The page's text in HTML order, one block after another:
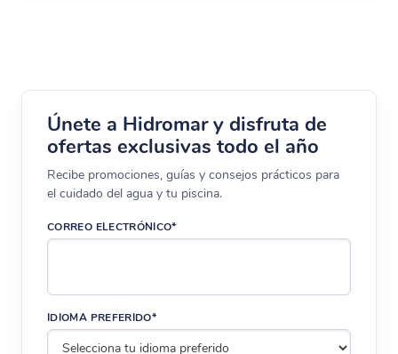
Únete a Hidromar y disfruta de
ofertas exclusivas todo el año
Recibe promociones, guías y consejos prácticos para
el cuidado del agua y tu piscina.
CORREO ELECTRÓNICO*
IDIOMA PREFERIDO*